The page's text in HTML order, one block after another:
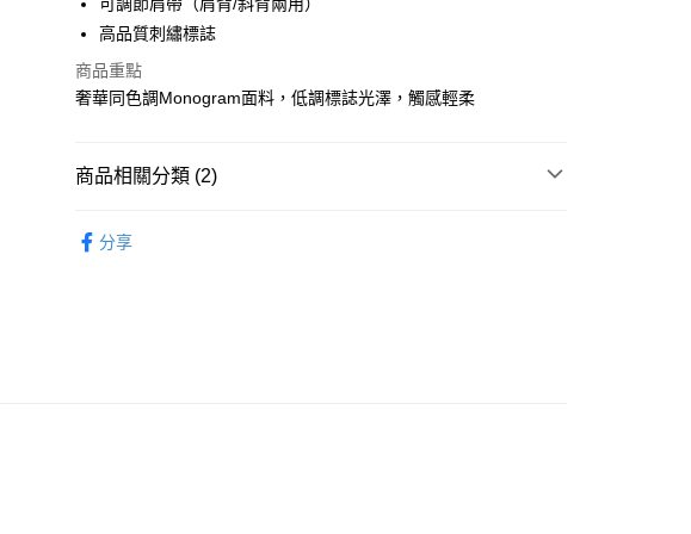
WeChat Pay
送貨方式
每筆HK$50.00，滿HK$499.00或以上免運費
每筆HK$50.00，滿HK$499.00或以上免運費
高品質刺繡標誌
商品重點
奢華同色調Monogram面料，低調標誌光澤，觸感輕柔
商品相關分類 (2)
分享